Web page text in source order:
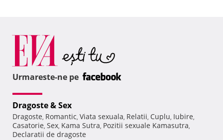
Urmareste-ne pe
Dragoste & Sex
Dragoste, Romantic, Viata sexuala, Relatii, Cuplu, Iubire,
Casatorie, Sex, Kama Sutra, Pozitii sexuale Kamasutra,
Declaratii de dragoste